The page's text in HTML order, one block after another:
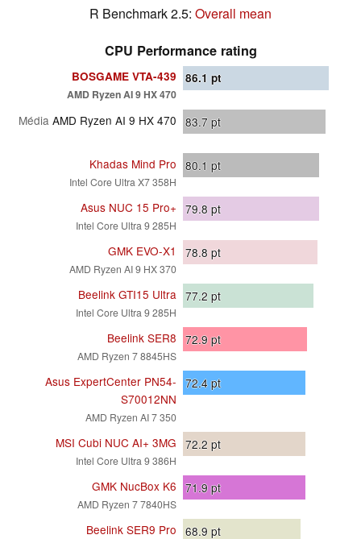
R Benchmark 2.5: Overall mean
CPU Performance rating
BOSGAME VTA-439
AMD Ryzen AI 9 HX 470
86.1 pt
Média AMD Ryzen AI 9 HX 470 83.7 pt
Khadas Mind Pro
Intel Core Ultra X7 358H
80.1 pt
Asus NUC 15 Pro+
Intel Core Ultra 9 285H
79.8 pt
GMK EVO-X1
AMD Ryzen AI 9 HX 370
78.8 pt
Beelink GTI15 Ultra
Intel Core Ultra 9 285H
77.2 pt
Beelink SER8
AMD Ryzen 7 8845HS
72.9 pt
Asus ExpertCenter PN54-
S70012NN
AMD Ryzen AI 7 350
72.4pt
MSI Cubi NUC AI+ 3MG
Intel Core Ultra 9 386H
72.2 pt
GMK NucBox K6
AMD Ryzen 7 7840HS
71.9pt
Beelink SER9 Pro 68.9 pt